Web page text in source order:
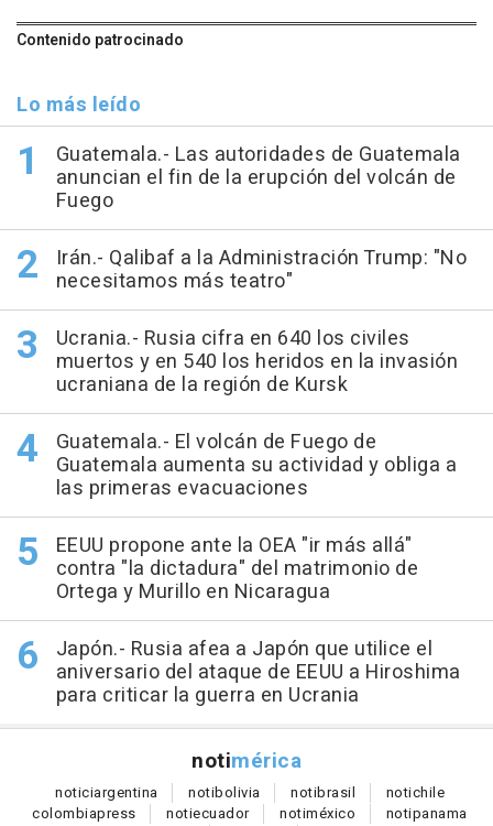
Contenido patrocinado
Lo más leído
Guatemala.- Las autoridades de Guatemala
anuncian el fin de la erupción del volcán de
Fuego
Irán.- Qalibaf a la Administración Trump: "No
necesitamos más teatro"
Ucrania.- Rusia cifra en 640 los civiles
muertos y en 540 los heridos en la invasión
ucraniana de la región de Kursk
Guatemala.- El volcán de Fuego de
Guatemala aumenta su actividad y obliga a
las primeras evacuaciones
EEUU propone ante la OEA "ir más allá"
contra "la dictadura" del matrimonio de
Ortega y Murillo en Nicaragua
Japón.- Rusia afea a Japón que utilice el
aniversario del ataque de EEUU a Hiroshima
para criticar la guerra en Ucrania
notimérica
noticiargentina notibolivia notibrasil notichile
colombiapress notiecuador notiméxico notipanama